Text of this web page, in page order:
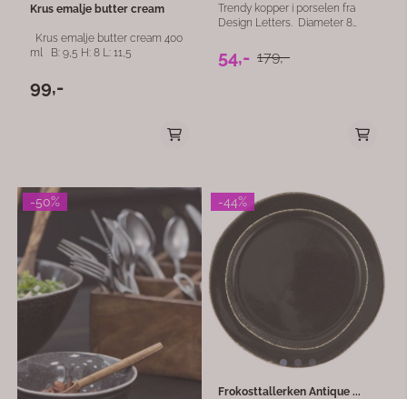
Krus emalje butter cream
ml B: 9,5 H: 8 L: 11,5
99,-
Trendy kopper i porselen fra
Design Letters. Diameter 8
oppvaskmaskin
54,- 179,-
-50% -44%
Frokosttallerken Antique ...